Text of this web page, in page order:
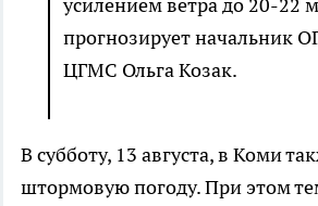
усилением ветра до 20-22
прогнозирует начальник
ЦГМС Ольга Козак.
В субботу, 13 августа, в Коми
штормовую погоду. При этом